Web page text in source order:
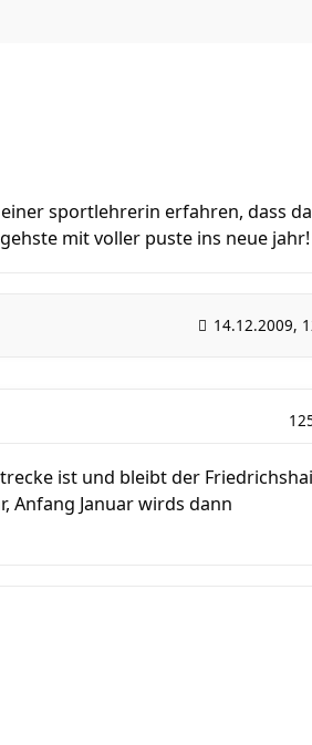
sportlehrerin erfahren, dass
mit voller puste ins neue jahr!
14.12.2009,
ist und bleibt der
Anfang Januar wirds dann